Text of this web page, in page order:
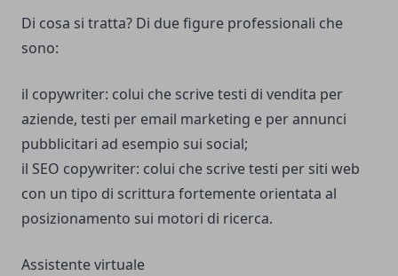
Di cosa si tratta? Di due figure professionali che
sono:
il copywriter: colui che scrive testi di vendita per
aziende, testi per email marketing e per annunci
pubblicitari ad esempio sui social;
il SEO copywriter: colui che scrive testi per siti web
con un tipo di scrittura fortemente orientata al
posizionamento sui motori di ricerca.
Assistente virtuale